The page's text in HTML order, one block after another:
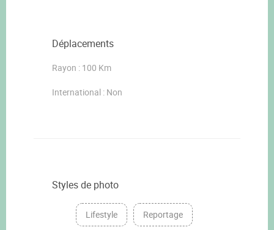
Déplacements
Rayon : 100 Km
International : Non
Styles de photo
Lifestyle Reportage